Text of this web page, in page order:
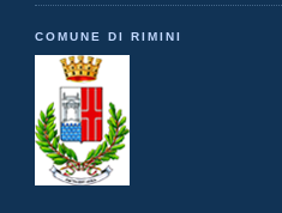
COMUNE DI RIMINI